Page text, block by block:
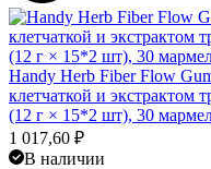
Handy Herb Fiber Flow
клетчаткой и экстрактом
(12 г × 15*2 шт), 30
1 017,60 ₽
В наличии